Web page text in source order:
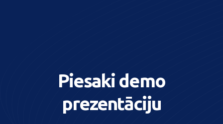
Piesaki demo
prezentāciju